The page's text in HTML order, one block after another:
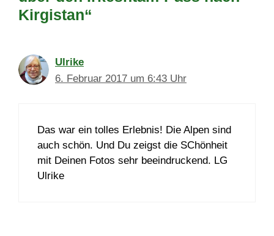
Kirgistan“
Ulrike
6. Februar 2017 um 6:43 Uhr
Das war ein tolles Erlebnis! Die Alpen sind
auch schön. Und Du zeigst die SChönheit
mit Deinen Fotos sehr beeindruckend. LG
Ulrike